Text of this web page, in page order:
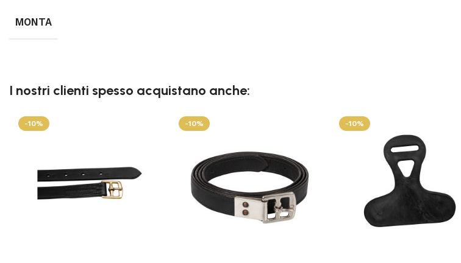
MONTA
I nostri clienti spesso acquistano anche:
-10% -10% -10%